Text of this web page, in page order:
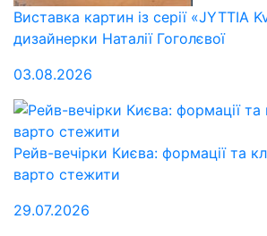
Виставка картин із серії «JYTTIA
дизайнерки Наталії Гоголєвої
03.08.2026
Рейв-вечірки Києва: формації та
варто стежити
29.07.2026